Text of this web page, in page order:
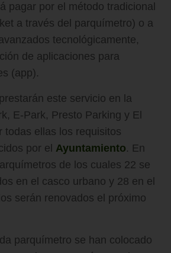
pagar por el método tradicional
a través del parquímetro) o a
tecnológicamente,
de aplicaciones para
(app).
este servicio en la
E-Park, Presto Parking y El
todas ellas los requisitos
por el Ayuntamiento. En
de los cuales 22 se
en el casco urbano y 28 en el
serán renovados el próximo
parquímetro se han colocado